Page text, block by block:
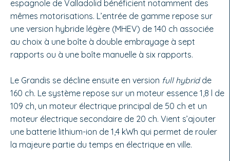
espagnole de Valladolid bénéficient notamment des
mêmes motorisations. L’entrée de gamme repose sur
une version hybride légère (MHEV) de 140 ch associée
au choix à une boîte à double embrayage à sept
rapports ou à une boîte manuelle à six rapports.
Le Grandis se décline ensuite en version full hybridde
160 ch. Le système repose sur un moteur essence 1,8 l de
109 ch, un moteur électrique principal de 50 ch et un
moteur électrique secondaire de 20 ch. Vient s’ajouter
une batterie lithium-ion de 1,4 kWh qui permet de rouler
la majeure partie du temps en électrique en ville.